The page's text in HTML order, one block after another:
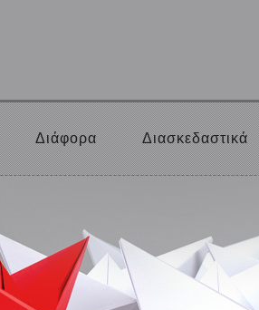
Διάφορα Διασκεδαστικά